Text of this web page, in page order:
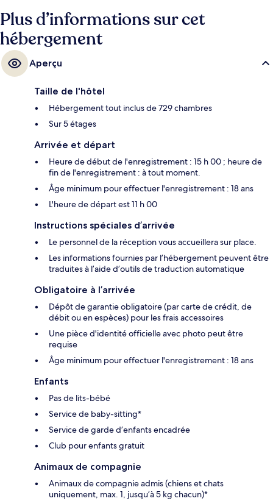
Plus d’informations sur cet
hébergement
Aperçu
Taille de l'hôtel
Hébergement tout inclus de 729 chambres
Sur 5 étages
Arrivée et départ
Heure de début de l'enregistrement : 15 h 00 ; heure de
fin de l'enregistrement : à tout moment.
Âge minimum pour effectuer l'enregistrement : 18 ans
L'heure de départ est 11 h 00
Instructions spéciales d’arrivée
Le personnel de la réception vous accueillera sur place.
Les informations fournies par l’hébergement peuvent être
traduites à l’aide d’outils de traduction automatique
Obligatoire à l’arrivée
Dépôt de garantie obligatoire (par carte de crédit, de
débit ou en espèces) pour les frais accessoires
Une pièce d'identité officielle avec photo peut être
requise
Âge minimum pour effectuer l'enregistrement : 18 ans
Enfants
Pas de lits-bébé
Service de baby-sitting*
Service de garde d’enfants encadrée
Club pour enfants gratuit
Animaux de compagnie
Animaux de compagnie admis (chiens et chats
uniquement, max. 1, jusqu’à 5 kg chacun)*